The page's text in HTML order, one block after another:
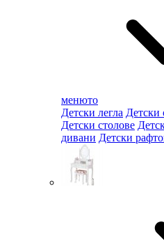
менюто
Детски легла Детски
Детски столове
дивани Детски